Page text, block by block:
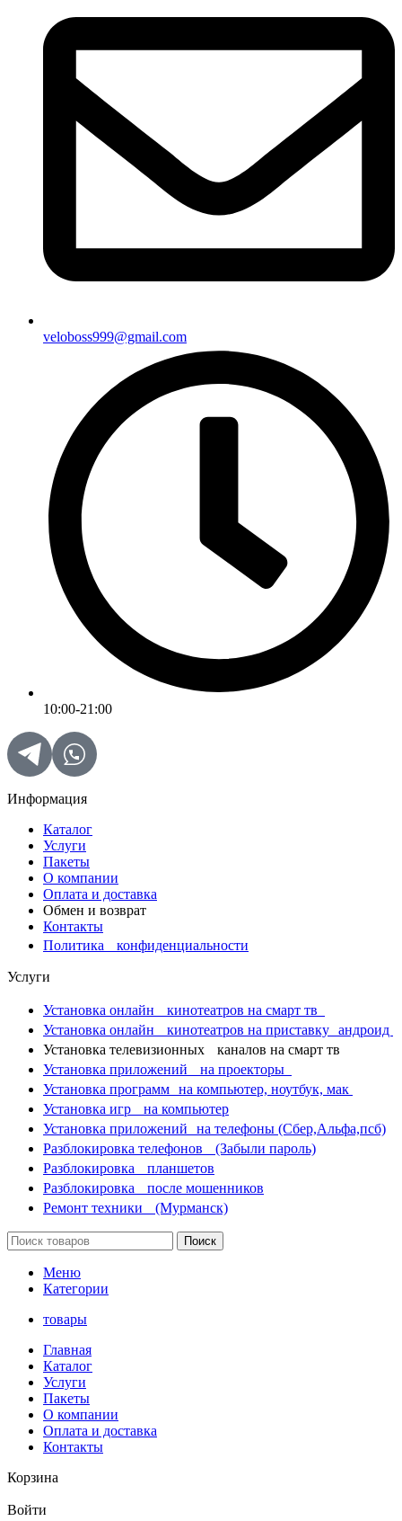
veloboss999@gmail.com
10:00-21:00
Информация
Каталог
Услуги
Пакеты
О компании
Оплата и доставка
Обмен и возврат
Контакты
Политика конфиденциальности
Услуги
Установка онлайн кинотеатров на смарт тв
Установка онлайн кинотеатров на приставку андроид
Установка телевизионных каналов на смарт тв
Установка приложений на проекторы
Установка программ на компьютер, ноутбук, мак
Установка игр на компьютер
Установка приложений на телефоны (Сбер,Альфа,псб)
Разблокировка телефонов (Забыли пароль)
Разблокировка планшетов
Разблокировка после мошенников
Ремонт техники (Мурманск)
Поиск
Меню
Категории
товары
Главная
Каталог
Услуги
Пакеты
О компании
Оплата и доставка
Контакты
Корзина
Войти